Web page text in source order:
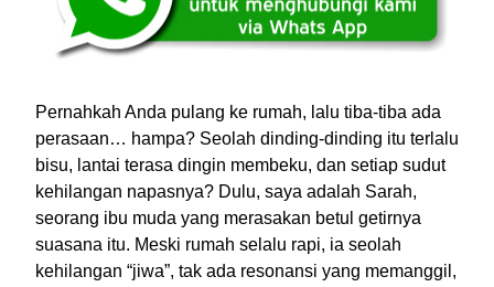
Pernahkah Anda pulang ke rumah, lalu tiba-tiba ada
perasaan… hampa? Seolah dinding-dinding itu terlalu
bisu, lantai terasa dingin membeku, dan setiap sudut
kehilangan napasnya? Dulu, saya adalah Sarah,
seorang ibu muda yang merasakan betul getirnya
suasana itu. Meski rumah selalu rapi, ia seolah
kehilangan “jiwa”, tak ada resonansi yang memanggil,